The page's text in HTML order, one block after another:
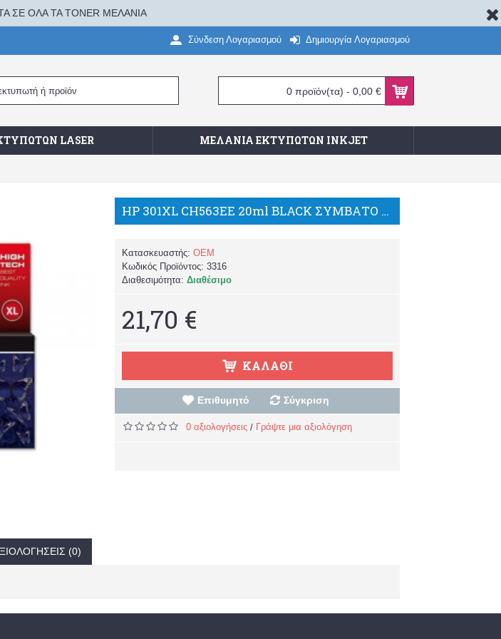
ΣΕ ΟΛΑ ΤΑ TONER ΜΕΛΑΝΙΑ
Σύνδεση Λογαριασμού Δημιουργία Λογαριασμού
0 προϊόν(τα) - 0,00 €
LASER ΜΕΛΆΝΙΑ ΕΚΤΥΠΩΤΏΝ INKJET
HP 301XL CH563EE 20ml BLACK ΣΥΜΒΑΤΟ ΜΕΛΑΝΙ ACTIVEJET
Κατασκευαστής: OEM
Κωδικός Προϊόντος: 3316
Διαθεσιμότητα: Διαθέσιμο
21,70 €
ΚΑΛΆΘΙ
Επιθυμητό Σύγκριση
0 αξιολογήσεις / Γράψτε μια αξιολόγηση
(0)